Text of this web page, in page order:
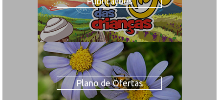
Plano de Ofertas